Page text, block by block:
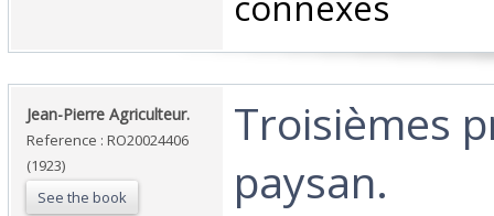
‎Jean-Pierre Agriculteur.‎
Reference : RO20024406
(1923)
See the book
‎Troisièmes
paysan.‎